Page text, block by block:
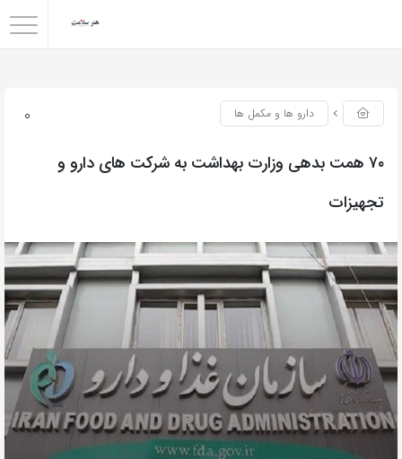
0 دارو ها و مکمل ها
۷۰ همت بدهی وزارت بهداشت به شرکت های دارو و
تجهیزات